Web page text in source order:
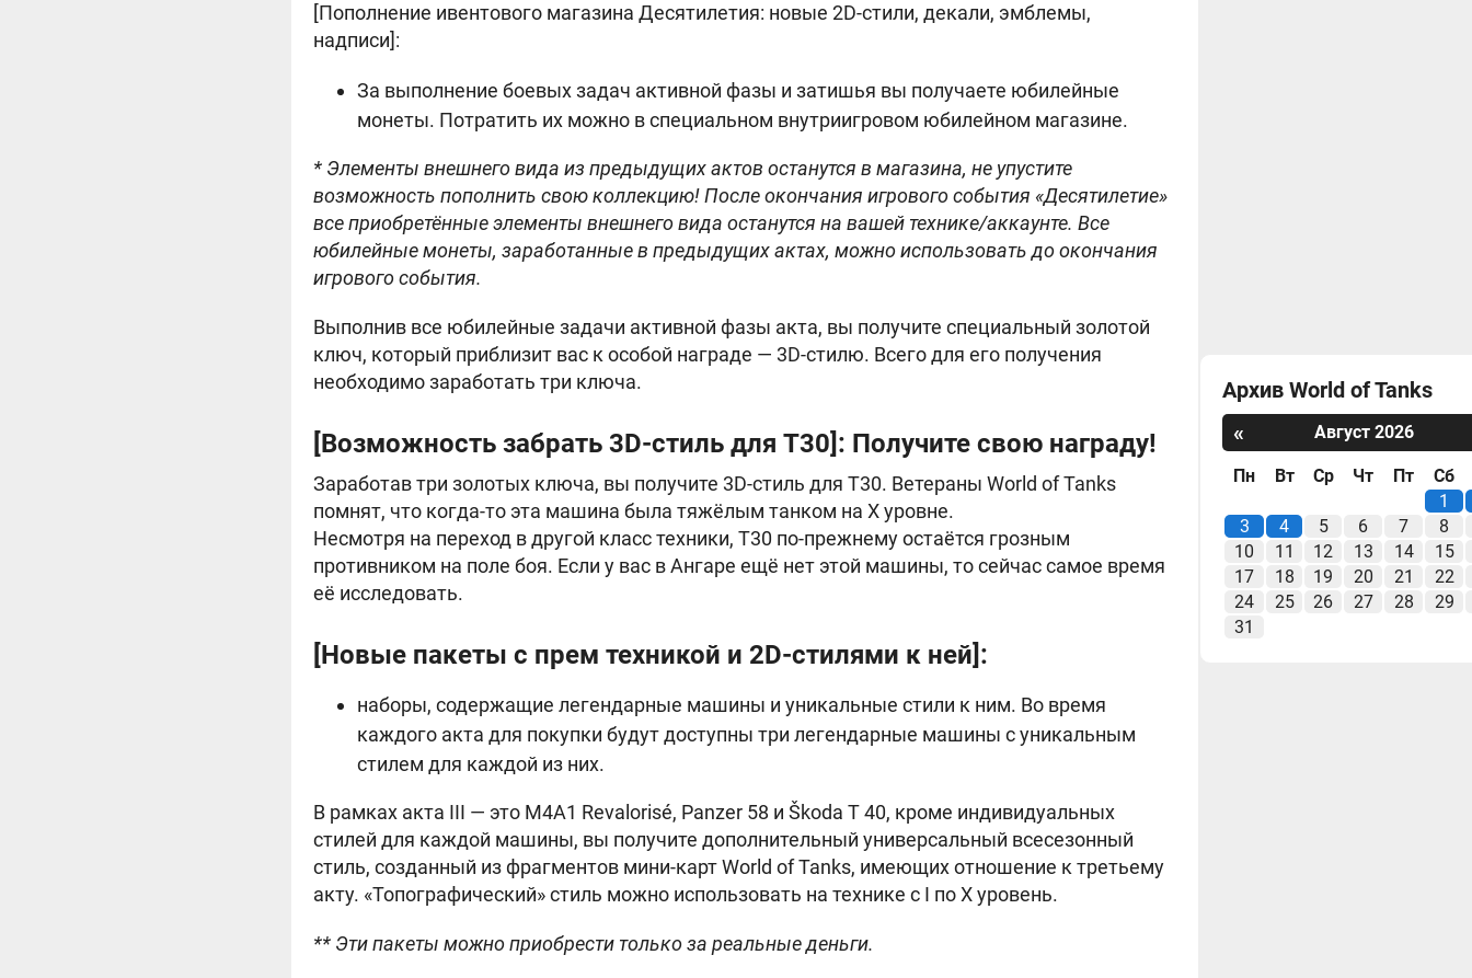
[Пополнение ивентового магазина Десятилетия: новые 2D-стили, декали, эмблемы,
надписи]:
За выполнение боевых задач активной фазы и затишья вы получаете юбилейные
монеты. Потратить их можно в специальном внутриигровом юбилейном магазине.
* Элементы внешнего вида из предыдущих актов останутся в магазина, не упустите
возможность пополнить свою коллекцию! После окончания игрового события «Десятилетие»
все приобретённые элементы внешнего вида останутся на вашей технике/аккаунте. Все
юбилейные монеты, заработанные в предыдущих актах, можно использовать до окончания
игрового события.
Выполнив все юбилейные задачи активной фазы акта, вы получите специальный золотой
ключ, который приблизит вас к особой награде — 3D-стилю. Всего для его получения
необходимо заработать три ключа.
[Возможность забрать 3D-стиль для T30]: Получите свою награду!
Заработав три золотых ключа, вы получите 3D-стиль для T30. Ветераны World of Tanks
помнят, что когда-то эта машина была тяжёлым танком на X уровне.
Несмотря на переход в другой класс техники, Т30 по-прежнему остаётся грозным
противником на поле боя. Если у вас в Ангаре ещё нет этой машины, то сейчас самое время
её исследовать.
[Новые пакеты с прем техникой и 2D-стилями к ней]:
наборы, содержащие легендарные машины и уникальные стили к ним. Во время
каждого акта для покупки будут доступны три легендарные машины с уникальным
стилем для каждой из них.
В рамках акта III — это M4A1 Revalorisé, Panzer 58 и Škoda T 40, кроме индивидуальных
стилей для каждой машины, вы получите дополнительный универсальный всесезонный
стиль, созданный из фрагментов мини-карт World of Tanks, имеющих отношение к третьему
акту. «Топографический» стиль можно использовать на технике с I по X уровень.
** Эти пакеты можно приобрести только за реальные деньги.
Архив World of Tanks
«
Август 2026
Пн Вт Ср Чт Пт
Сб
1
3
4 5 6 7
8
10
11 12 13 14
15
17
18 19 20 21
22
24
25 26 27 28
29
31